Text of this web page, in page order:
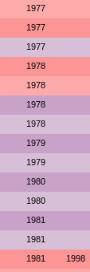
1977
1977
1977
1978
1978
1978
1978
1979
1979
1980
1980
1981
1981
1981 1998